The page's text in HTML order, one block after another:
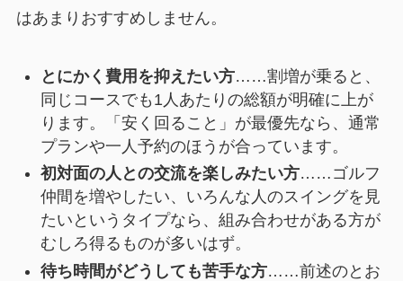
はあまりおすすめしません。
とにかく費用を抑えたい方……割増が乗ると、
同じコースでも1人あたりの総額が明確に上が
ります。「安く回ること」が最優先なら、通常
プランや一人予約のほうが合っています。
初対面の人との交流を楽しみたい方……ゴルフ
仲間を増やしたい、いろんな人のスイングを見
たいというタイプなら、組み合わせがある方が
むしろ得るものが多いはず。
待ち時間がどうしても苦手な方……前述のとお